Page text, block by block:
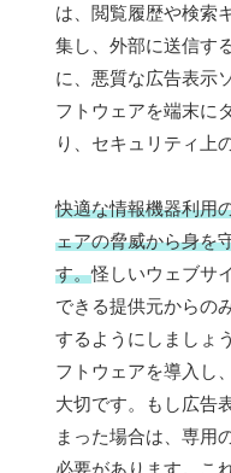
は、閲覧履歴や検索
集し、外部に送信す
に、悪質な広告表示
フトウェアを端末に
り、セキュリティ上
快適な情報機器利用
ェアの脅威から身を
す。怪しいウェブサ
できる提供元からの
するようにしましょ
フトウェアを導入し
大切です。もし広告
まった場合は、専用
必要があります。こ